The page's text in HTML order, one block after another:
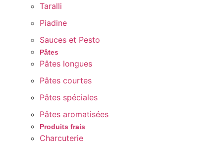
Taralli
Piadine
Sauces et Pesto
Pâtes
Pâtes longues
Pâtes courtes
Pâtes spéciales
Pâtes aromatisées
Produits frais
Charcuterie